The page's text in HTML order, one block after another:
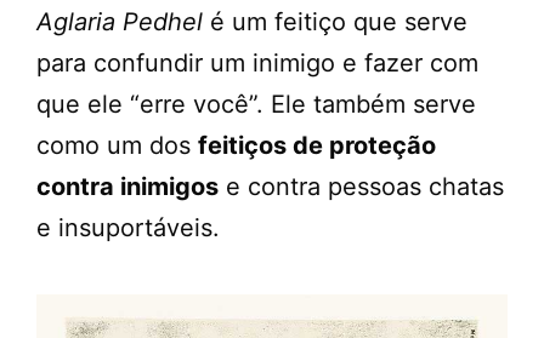
Aglaria Pedhel é um feitiço que serve
para confundir um inimigo e fazer com
que ele “erre você”. Ele também serve
como um dos feitiços de proteção
contra inimigos e contra pessoas chatas
e insuportáveis.